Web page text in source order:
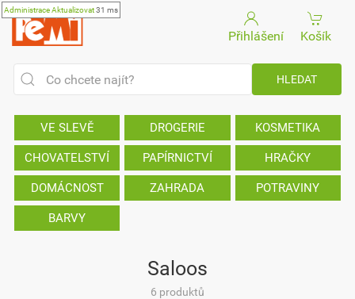
AdministraceAktualizovat31 ms
Přihlášení Košík
VE SLEVĚ DROGERIE KOSMETIKA
CHOVATELSTVÍ PAPÍRNICTVÍ HRAČKY
DOMÁCNOST ZAHRADA POTRAVINY
BARVY
Saloos
6 produktů